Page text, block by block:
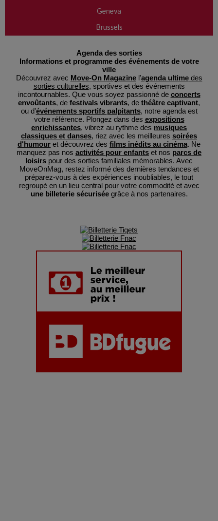
Geneva
Brussels
Agenda des sorties
Informations et programme des événements de votre
ville
Découvrez avec Move-On Magazinel'agenda ultimedes
sorties culturelles, sportives et des événements
incontournables. Que vous soyez passionné de concerts
envoûtants, de festivals vibrants, de théâtre captivant,
ou d'événements sportifs palpitants, notre agenda est
votre référence. Plongez dans des expositions
enrichissantes, vibrez au rythme des musiques
classiques et danses, riez avec les meilleures soirées
d'humour et découvrez des films inédits au cinéma. Ne
manquez pas nos activités pour enfants et nos parcs de
loisirs pour des sorties familiales mémorables. Avec
MoveOnMag, restez informé des dernières tendances et
préparez-vous à des expériences inoubliables, le tout
regroupé en un lieu central pour votre commodité et avec
une billeterie sécuriséegrâce à nos partenaires.